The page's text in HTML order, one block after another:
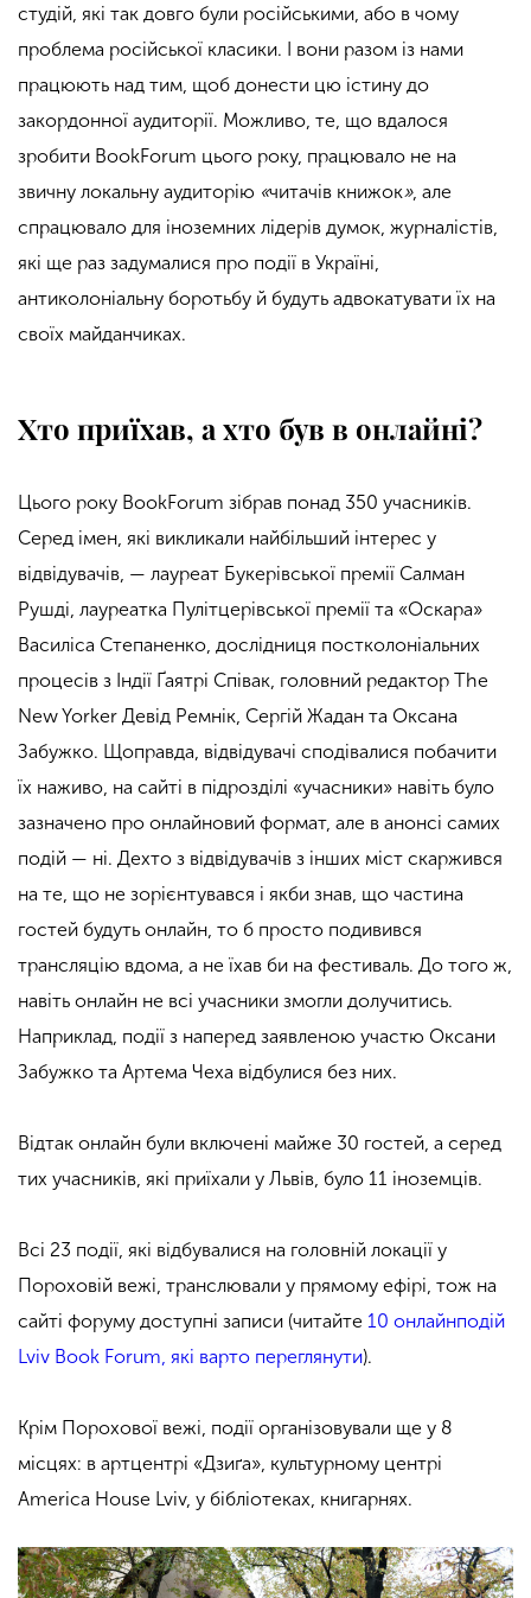
студій, які так довго були російськими, або в чому
проблема російської класики. І вони разом із нами
працюють над тим, щоб донести цю істину до
закордонної аудиторії. Можливо, те, що вдалося
зробити BookForum цього року, працювало не на
звичну локальну аудиторію «читачів книжок», але
спрацювало для іноземних лідерів думок, журналістів,
які ще раз задумалися про події в Україні,
антиколоніальну боротьбу й будуть адвокатувати їх на
своїх майданчиках.
Хто приїхав, а хто був в онлайні?
Цього року BookForum зібрав понад 350 учасників.
Серед імен, які викликали найбільший інтерес у
відвідувачів, — лауреат Букерівської премії Салман
Рушді, лауреатка Пулітцерівської премії та «Оскара»
Василіса Степаненко, дослідниця постколоніальних
процесів з Індії Ґаятрі Співак, головний редактор The
New Yorker Девід Ремнік, Сергій Жадан та Оксана
Забужко. Щоправда, відвідувачі сподівалися побачити
їх наживо, на сайті в підрозділі «учасники» навіть було
зазначено про онлайновий формат, але в анонсі самих
подій — ні. Дехто з відвідувачів з інших міст скаржився
на те, що не зорієнтувався і якби знав, що частина
гостей будуть онлайн, то б просто подивився
трансляцію вдома, а не їхав би на фестиваль. До того ж,
навіть онлайн не всі учасники змогли долучитись.
Наприклад, події з наперед заявленою участю Оксани
Забужко та Артема Чеха відбулися без них.
Відтак онлайн були включені майже 30 гостей, а серед
тих учасників, які приїхали у Львів, було 11 іноземців.
Всі 23 події, які відбувалися на головній локації у
Пороховій вежі, транслювали у прямому ефірі, тож на
сайті форуму доступні записи (читайте 10 онлайнподій
Lviv Book Forum, які варто переглянути).
Крім Порохової вежі, події організовували ще у 8
місцях: в артцентрі «Дзиґа», культурному центрі
America House Lviv, у бібліотеках, книгарнях.